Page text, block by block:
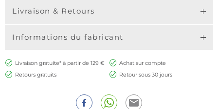
Livraison & Retours
Informations du fabricant
Livraison gratuite* à partir de 129 €
Achat sur compte
Retours gratuits
Retour sous 30 jours